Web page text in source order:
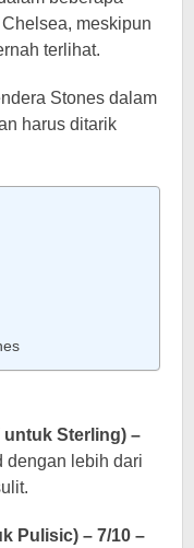
meskipun
terlihat.
Stones dalam
harus ditarik
untuk Sterling) –
dengan lebih dari
Pulisic) – 7/10 –